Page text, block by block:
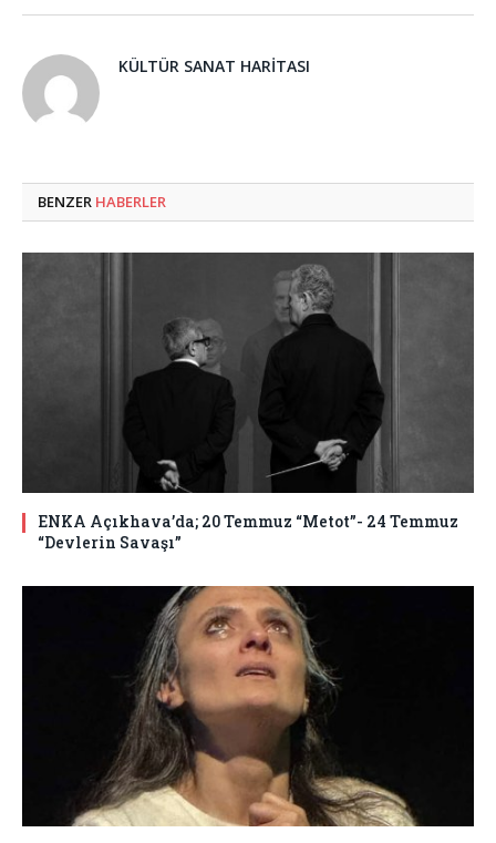
KÜLTÜR SANAT HARITASI
BENZER HABERLER
ENKA Açıkhava’da; 20 Temmuz “Metot”- 24 Temmuz
“Devlerin Savaşı”